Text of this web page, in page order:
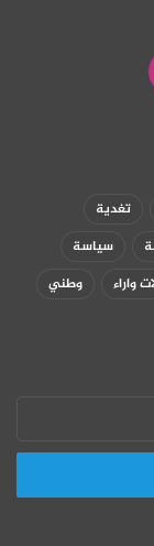
انستقرام
تغدية
سياسة
واراء وطني